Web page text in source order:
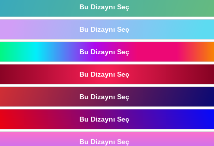
Bu Dizaynı Seç
Bu Dizaynı Seç
Bu Dizaynı Seç
Bu Dizaynı Seç
Bu Dizaynı Seç
Bu Dizaynı Seç
Bu Dizaynı Seç